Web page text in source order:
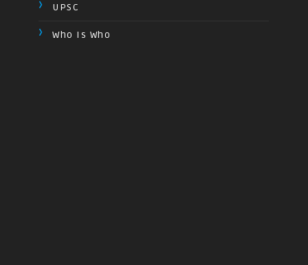
UPSC
Who Is Who